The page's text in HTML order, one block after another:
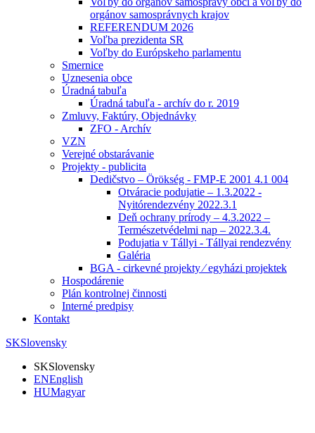
orgánov samosprávnych krajov
REFERENDUM 2026
Voľba prezidenta SR
Voľby do Európskeho parlamentu
Smernice
Uznesenia obce
Úradná tabuľa
Úradná tabuľa - archív do r. 2019
Zmluvy, Faktúry, Objednávky
ZFO - Archív
VZN
Verejné obstarávanie
Projekty - publicita
Dedičstvo – Örökség - FMP-E 2001 4.1 004
Otváracie podujatie – 1.3.2022 -
Nyitórendezvény 2022.3.1
Deň ochrany prírody – 4.3.2022 –
Természetvédelmi nap – 2022.3.4.
Podujatia v Tállyi - Tállyai rendezvény
Galéria
BGA - cirkevné projekty ⁄ egyházi projektek
Hospodárenie
Plán kontrolnej činnosti
Interné predpisy
Kontakt
SKSlovensky
SKSlovensky
ENEnglish
HUMagyar